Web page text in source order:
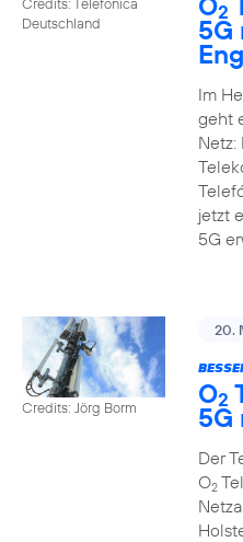
Deutschland
2
5G
Im
geht
Netz:
jetzt
5G
Credits: Jörg Borm
20.
O2
5G
Der
O2